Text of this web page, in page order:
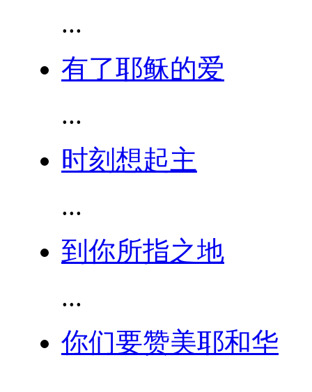
...
有了耶稣的爱
...
时刻想起主
...
到你所指之地
...
你们要赞美耶和华